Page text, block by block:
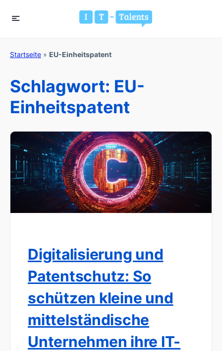
Startseite » EU-Einheitspatent
Schlagwort: EU-
Einheitspatent
Digitalisierung und
Patentschutz: So
schützen kleine und
mittelständische
Unternehmen ihre IT-